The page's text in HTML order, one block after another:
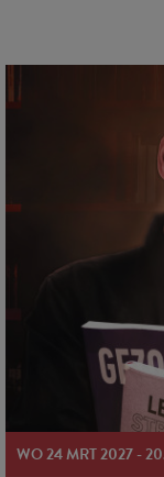
WO 24 MRT 2027-